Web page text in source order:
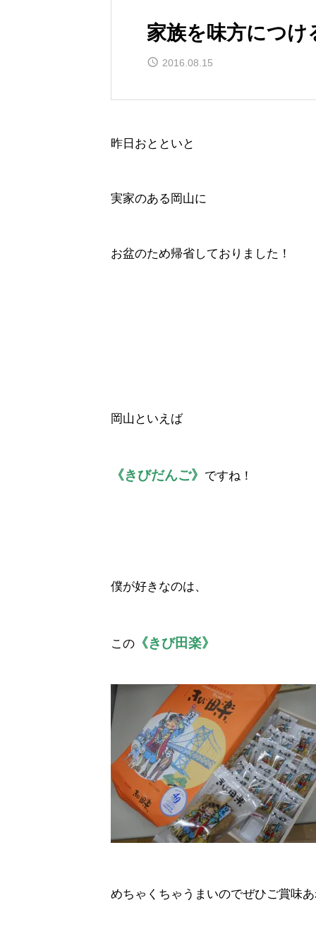
家族を味方につけ
2016.08.15
昨日おとといと
実家のある岡山に
お盆のため帰省しておりました！
岡山といえば
《きびだんご》 ですね！
僕が好きなのは、
この 《きび田楽》
めちゃくちゃうまいのでぜひご賞味